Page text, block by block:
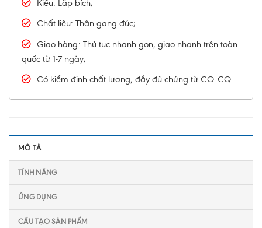
Kiểu: Lắp bích;
Chất liệu: Thân gang đúc;
Giao hàng: Thủ tục nhanh gọn, giao nhanh trên toàn
quốc từ 1-7 ngày;
Có kiểm định chất lượng, đầy đủ chứng từ CO-CQ.
MÔ TẢ
TÍNH NĂNG
ỨNG DỤNG
CẤU TẠO SẢN PHẨM